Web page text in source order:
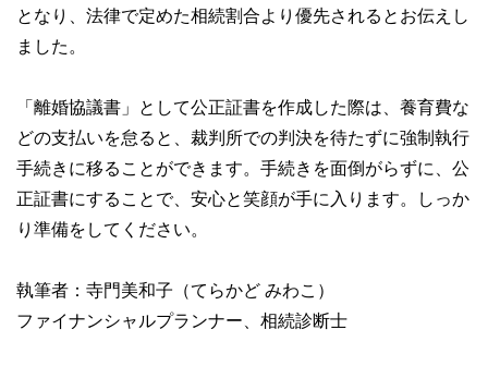
となり、法律で定めた相続割合より優先されるとお伝えし
ました。
「離婚協議書」として公正証書を作成した際は、養育費な
どの支払いを怠ると、裁判所での判決を待たずに強制執行
手続きに移ることができます。手続きを面倒がらずに、公
正証書にすることで、安心と笑顔が手に入ります。しっか
り準備をしてください。
執筆者：寺門美和子（てらかど みわこ）
ファイナンシャルプランナー、相続診断士